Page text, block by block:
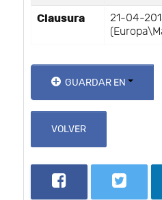
Clausura
21-04-
GUARDAR EN
VOLVER